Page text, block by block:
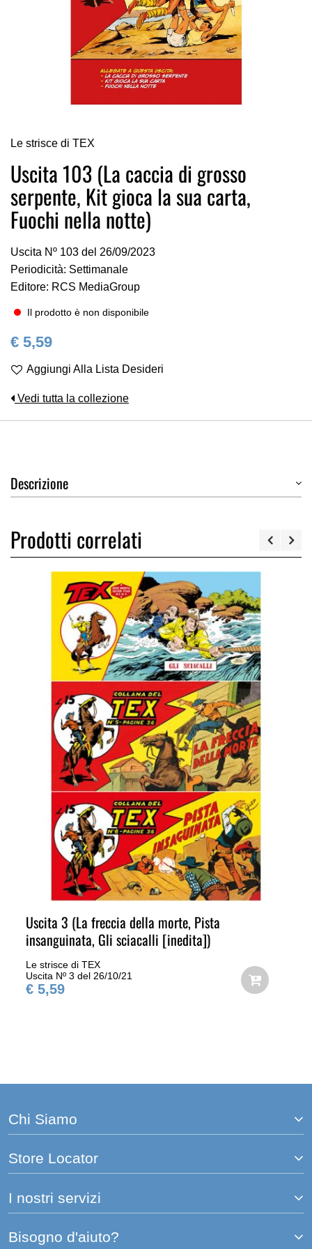
all'inizio
della
galleria
di
immagini
Le strisce di TEX
Uscita 103 (La caccia di grosso
serpente, Kit gioca la sua carta,
Fuochi nella notte)
Uscita Nº 103 del 26/09/2023
Periodicità: Settimanale
Editore: RCS MediaGroup
Il prodotto è non disponibile
€ 5,59
Aggiungi Alla Lista Desideri
Vedi tutta la collezione
Descrizione
Prodotti correlati
Uscita 3 (La freccia della morte, Pista
insanguinata, Gli sciacalli [inedita])
Le strisce di TEX
Uscita Nº 3 del 26/10/21
€ 5,59
Chi Siamo
Store Locator
I nostri servizi
Bisogno d'aiuto?